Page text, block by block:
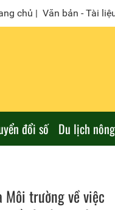
chủ | Văn bản - Tài
đổi số Du lịch
Môi trường về việc